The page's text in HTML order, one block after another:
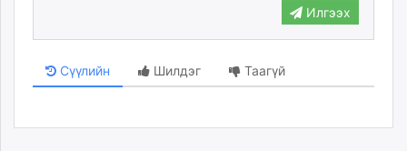
Илгээх
Сүүлийн Шилдэг Таагүй